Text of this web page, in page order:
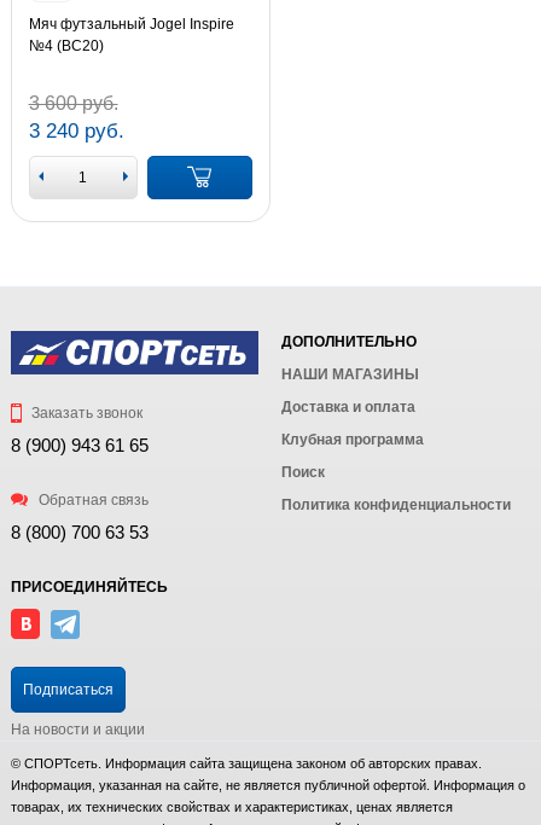
Мяч футзальный Jogel Inspire
№4 (BC20)
3 600 руб.
3 240 руб.
Заказать звонок
8 (900) 943 61 65
Обратная связь
8 (800) 700 63 53
ДОПОЛНИТЕЛЬНО
НАШИ МАГАЗИНЫ
Доставка и оплата
Клубная программа
Поиск
Политика конфиденциальности
ПРИСОЕДИНЯЙТЕСЬ
Подписаться
На новости и акции
© СПОРТсеть. Информация сайта защищена законом об авторских правах.
Информация, указанная на сайте, не является публичной офертой. Информация о
товарах, их технических свойствах и характеристиках, ценах является